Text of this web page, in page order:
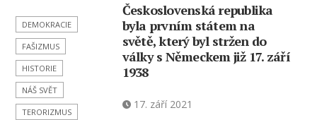
DEMOKRACIE
FAŠIZMUS
HISTORIE
NÁŠ SVĚT
TERORIZMUS
Československá republika
byla prvním státem na
světě, který byl stržen do
války s Německem již 17. září
1938
17. září 2021